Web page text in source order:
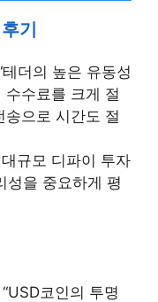
기
더의 높은 유동성
수료를 크게 절
으로 시간도 절
규모 디파이 투자
성을 중요하게 평
코인의 투명